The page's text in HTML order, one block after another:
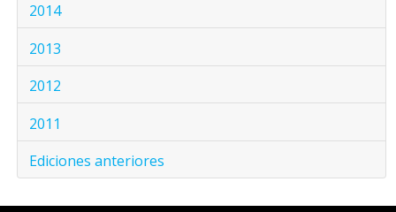
2014
2013
2012
2011
Ediciones anteriores